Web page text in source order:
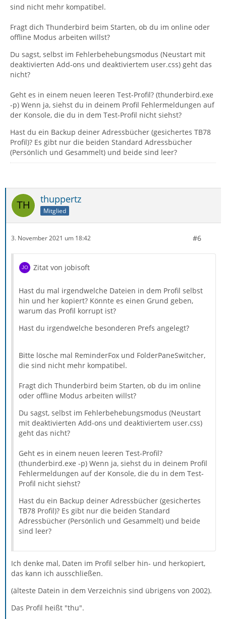
(seit mehrmaligem FB- und Rechner-Neustart)
Es waren zuvor noch aktiv:
Manually sort folders
Signature Switch
und in der Liste noch seit alter Zeit deaktiviert
Reminderfox
Amazon, Bing, DuckDuckGo, Ecosia, Google, LEO Eng-
Deu, Wikipedia (de)
auf, woher auch immer die sich installiert haben sollen?
Und "German Dictionary" vorhin installiert nach
Fehlerbehebungsmodus sowie Start-Cache-Löschen
wurden auch bereits ausgeführt.
Und noch die Systemdaten:
• Thunderbird-Version: 91.2.1 (Build 20211020014537) -
Update von 78.14.0
• Betriebssystem + Version: Win-10-Pro (10.0 Build
19043), HP Elite X2 1013 G3, i7-8550
• Kontenart (POP / IMAP): Beides
• Postfachanbieter: Diverse (eigener Server bei all-
inkl.de / outlook.de / yahoo.de)
• Eingesetzte Antivirensoftware: Avira, HP Wolf Security
(sure click)
Fritzbox 6591 Cable (Vodafone)
sind nicht mehr kompatibel.
Fragt dich Thunderbird beim Starten, ob du im online oder
offline Modus arbeiten willst?
Du sagst, selbst im Fehlerbehebungsmodus (Neustart mit
deaktivierten Add-ons und deaktiviertem user.css) geht das
nicht?
Geht es in einem neuen leeren Test-Profil? (thunderbird.exe
-p) Wenn ja, siehst du in deinem Profil Fehlermeldungen auf
der Konsole, die du in dem Test-Profil nicht siehst?
Hast du ein Backup deiner Adressbücher (gesichertes TB78
Profil)? Es gibt nur die beiden Standard Adressbücher
(Persönlich und Gesammelt) und beide sind leer?
thuppertz
Mitglied
3. November 2021 um 18:42 #6
Zitat von jobisoft
Hast du mal irgendwelche Dateien in dem Profil selbst
hin und her kopiert? Könnte es einen Grund geben,
warum das Profil korrupt ist?
Hast du irgendwelche besonderen Prefs angelegt?
Bitte lösche mal ReminderFox und FolderPaneSwitcher,
die sind nicht mehr kompatibel.
Fragt dich Thunderbird beim Starten, ob du im online
oder offline Modus arbeiten willst?
Du sagst, selbst im Fehlerbehebungsmodus (Neustart
mit deaktivierten Add-ons und deaktiviertem user.css)
geht das nicht?
Geht es in einem neuen leeren Test-Profil?
(thunderbird.exe -p) Wenn ja, siehst du in deinem Profil
Fehlermeldungen auf der Konsole, die du in dem Test-
Profil nicht siehst?
Hast du ein Backup deiner Adressbücher (gesichertes
TB78 Profil)? Es gibt nur die beiden Standard
Adressbücher (Persönlich und Gesammelt) und beide
sind leer?
Ich denke mal, Daten im Profil selber hin- und herkopiert,
das kann ich ausschließen.
(älteste Datein in dem Verzeichnis sind übrigens von 2002).
Das Profil heißt "thu".